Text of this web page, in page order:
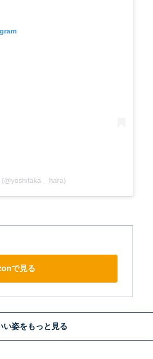
で見る
い姿をもっと見る